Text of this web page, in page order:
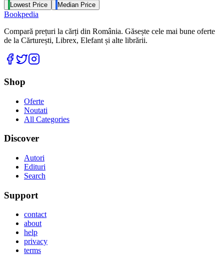
Lowest Price Median Price
Bookpedia
Compară prețuri la cărți din România. Găsește cele mai bune oferte
de la Cărturești, Librex, Elefant și alte librării.
Facebook
Twitter
Shop
Oferte
Noutati
All Categories
Discover
Autori
Edituri
Search
Support
contact
about
help
privacy
terms